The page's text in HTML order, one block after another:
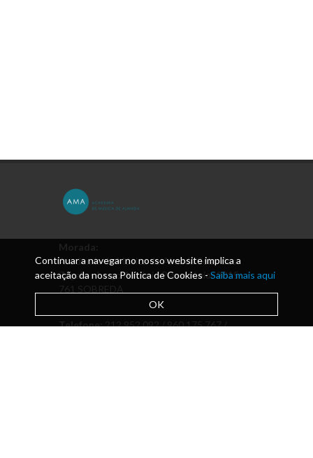
Morada:
Academia de Música de Almada Solar dos
Zagallos Largo António Piano Júnior 2815-
761 SOBREDA
Telefone:212 952 092 / 960 175 767 /
Continuar a navegar no nosso website implica a
aceitação da nossa Política de Cookies - Saiba mais aqui
OK